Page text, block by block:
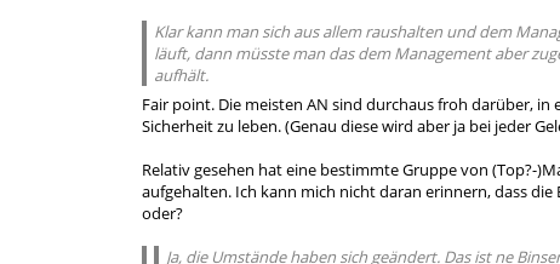
Klar kann man sich aus allem raushalten und dem
läuft, dann müsste man das dem Management aber
aufhält.
Fair point. Die meisten AN sind durchaus froh darüber,
Sicherheit zu leben. (Genau diese wird aber ja bei jeder
Relativ gesehen hat eine bestimmte Gruppe von (Top?-
aufgehalten. Ich kann mich nicht daran erinnern, dass
oder?
Ja, die Umstände haben sich geändert. Das ist ne